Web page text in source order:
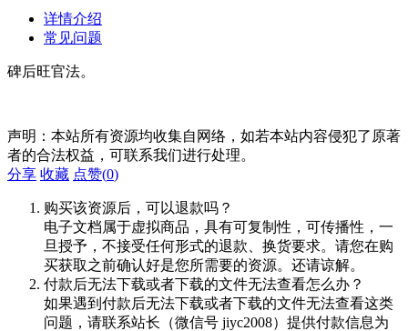
详情介绍
常见问题
碑后旺官法。
声明：本站所有资源均收集自网络，如若本站内容侵犯了原著
者的合法权益，可联系我们进行处理。
分享 收藏 点赞(0)
购买该资源后，可以退款吗？
电子文档属于虚拟商品，具有可复制性，可传播性，一
旦授予，不接受任何形式的退款、换货要求。请您在购
买获取之前确认好是您所需要的资源。还请谅解。
付款后无法下载或者下载的文件无法查看怎么办？
如果遇到付款后无法下载或者下载的文件无法查看这类
问题，请联系站长（微信号 jiyc2008）提供付款信息为